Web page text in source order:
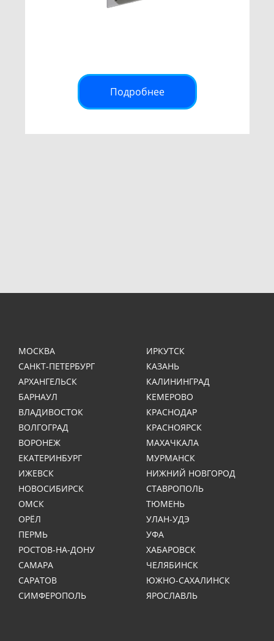
Подробнее
МОСКВА
САНКТ-ПЕТЕРБУРГ
АРХАНГЕЛЬСК
БАРНАУЛ
ВЛАДИВОСТОК
ВОЛГОГРАД
ВОРОНЕЖ
ЕКАТЕРИНБУРГ
ИЖЕВСК
ИРКУТСК
КАЗАНЬ
КАЛИНИНГРАД
КЕМЕРОВО
КРАСНОДАР
КРАСНОЯРСК
МАХАЧКАЛА
МУРМАНСК
НИЖНИЙ НОВГОРОД
НОВОСИБИРСК
ОМСК
ОРЁЛ
ПЕРМЬ
РОСТОВ-НА-ДОНУ
САМАРА
САРАТОВ
СИМФЕРОПОЛЬ
СТАВРОПОЛЬ
ТЮМЕНЬ
УЛАН-УДЭ
УФА
ХАБАРОВСК
ЧЕЛЯБИНСК
ЮЖНО-САХАЛИНСК
ЯРОСЛАВЛЬ